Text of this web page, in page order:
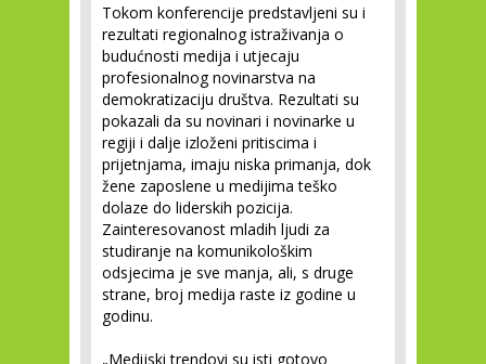
Tokom konferencije predstavljeni su i
rezultati regionalnog istraživanja o
budućnosti medija i utjecaju
profesionalnog novinarstva na
demokratizaciju društva. Rezultati su
pokazali da su novinari i novinarke u
regiji i dalje izloženi pritiscima i
prijetnjama, imaju niska primanja, dok
žene zaposlene u medijima teško
dolaze do liderskih pozicija.
Zainteresovanost mladih ljudi za
studiranje na komunikološkim
odsjecima je sve manja, ali, s druge
strane, broj medija raste iz godine u
godinu.
„Medijski trendovi su isti gotovo